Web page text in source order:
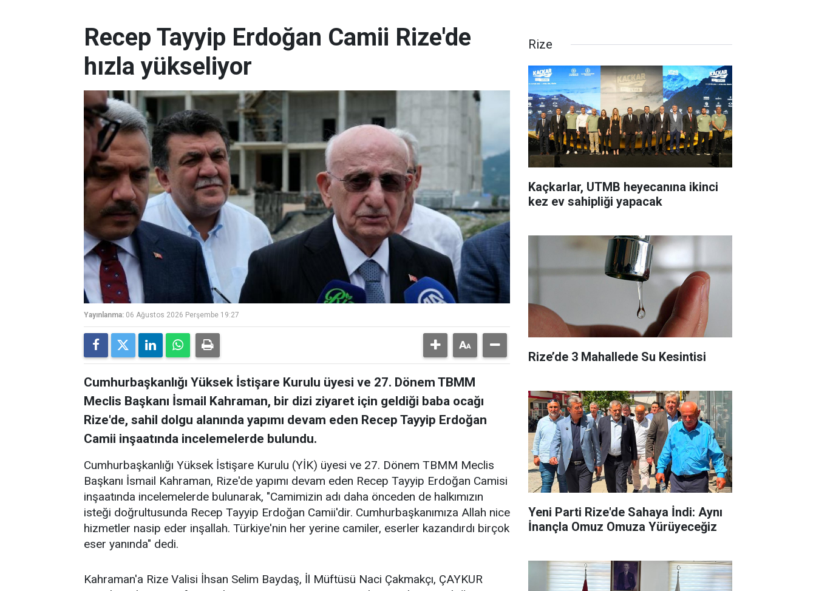
Recep Tayyip Erdoğan Camii Rize'de
hızla yükseliyor
Yayınlanma: 06 Ağustos 2026 Perşembe 19:27
Cumhurbaşkanlığı Yüksek İstişare Kurulu üyesi ve 27. Dönem TBMM
Meclis Başkanı İsmail Kahraman, bir dizi ziyaret için geldiği baba ocağı
Rize'de, sahil dolgu alanında yapımı devam eden Recep Tayyip Erdoğan
Camii inşaatında incelemelerde bulundu.
Cumhurbaşkanlığı Yüksek İstişare Kurulu (YİK) üyesi ve 27. Dönem TBMM Meclis
Başkanı İsmail Kahraman, Rize'de yapımı devam eden Recep Tayyip Erdoğan Camisi
inşaatında incelemelerde bulunarak, "Camimizin adı daha önceden de halkımızın
isteği doğrultusunda Recep Tayyip Erdoğan Camii'dir. Cumhurbaşkanımıza Allah nice
hizmetler nasip eder inşallah. Türkiye'nin her yerine camiler, eserler kazandırdı birçok
eser yanında" dedi.
Kahraman'a Rize Valisi İhsan Selim Baydaş, İl Müftüsü Naci Çakmakçı, ÇAYKUR
Rize
Kaçkarlar, UTMB heyecanına ikinci
kez ev sahipliği yapacak
Rize’de 3 Mahallede Su Kesintisi
Yeni Parti Rize'de Sahaya İndi: Aynı
İnançla Omuz Omuza Yürüyeceğiz